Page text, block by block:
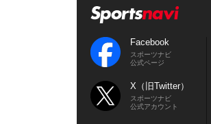
Facebook
スポーツナビ
公式ページ
X（旧Twitter）
スポーツナビ
公式アカウント